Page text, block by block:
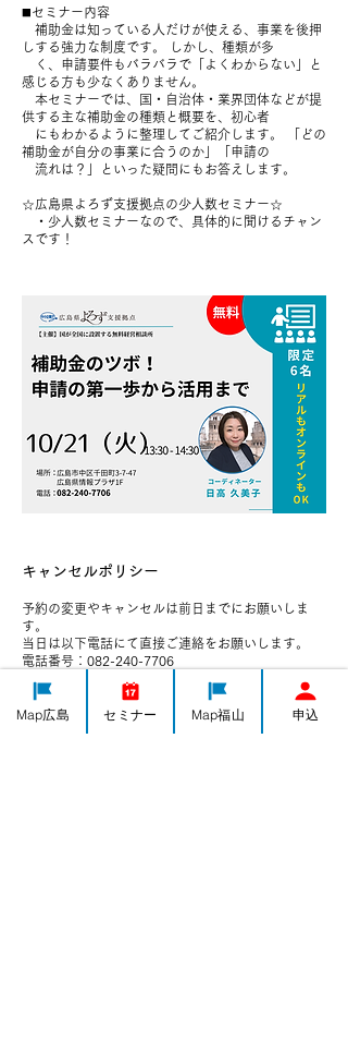
◼️セミナー内容
補助金は知っている人だけが使える、事業を後押
しする強力な制度です。 しかし、種類が多
く、申請要件もバラバラで「よくわからない」と
感じる方も少なくありません。
本セミナーでは、国・自治体・業界団体などが提
供する主な補助金の種類と概要を、初心者
にもわかるように整理してご紹介します。 「どの
補助金が自分の事業に合うのか」「申請の
流れは？」といった疑問にもお答えします。
☆広島県よろず支援拠点の少人数セミナー☆
・少人数セミナーなので、具体的に聞けるチャン
スです！
キャンセルポリシー
予約の変更やキャンセルは前日までにお願いしま
す。
当日は以下電話にて直接ご連絡をお願いします。
電話番号：082-240-7706
Map広島 セミナー Map福山 申込